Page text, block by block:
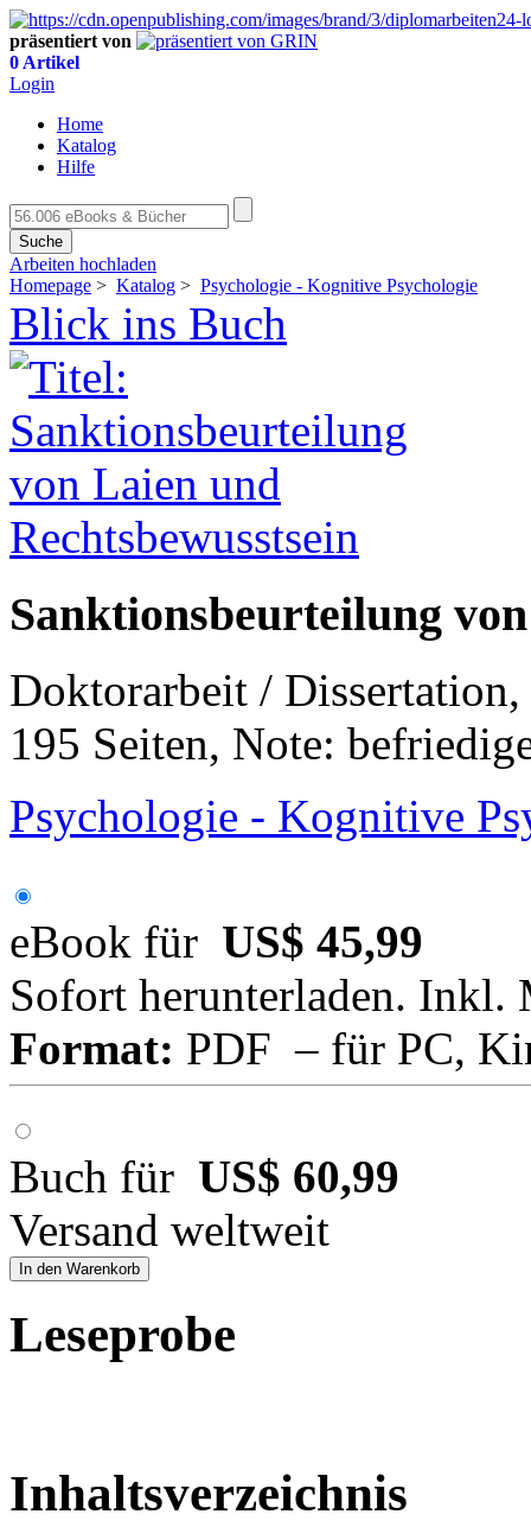
präsentiert von
0 Artikel
Login
Home
Katalog
Hilfe
Suche
Arbeiten hochladen
Homepage > Katalog > Psychologie - Kognitive Psychologie
Blick ins Buch
Sanktionsbeurteilung
Doktorarbeit /
195 Seiten, Note:
Psychologie - Kognitive
eBook für US$ 45,99
Sofort herunterladen. Inkl.
Format: PDF – für PC,
Buch für US$ 60,99
Versand weltweit
In den Warenkorb
Leseprobe
Inhaltsverzeichnis